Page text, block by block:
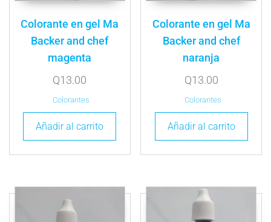
Colorante en gel Ma
Backer and chef
magenta
Q13.00
Colorantes
Añadir al carrito
Colorante en gel Ma
Backer and chef
naranja
Q13.00
Colorantes
Añadir al carrito